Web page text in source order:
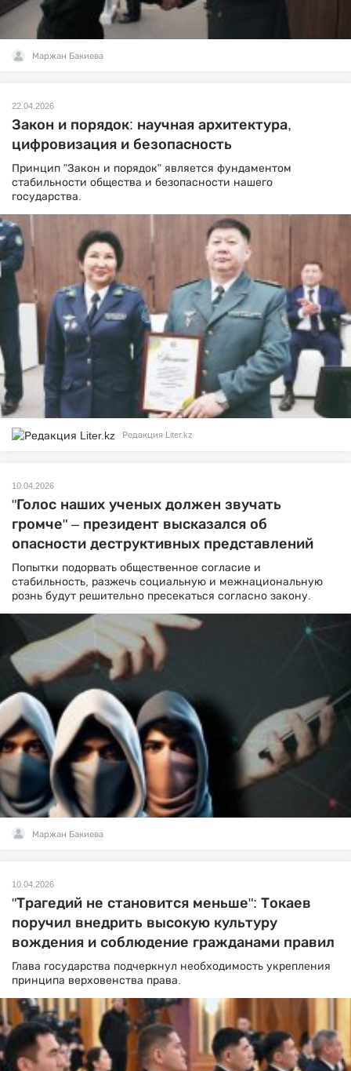
Маржан Бакиева
22.04.2026
Закон и порядок: научная архитектура,
цифровизация и безопасность
Принцип "Закон и порядок" является фундаментом
стабильности общества и безопасности нашего
государства.
Редакция Liter.kz
10.04.2026
"Голос наших ученых должен звучать
громче" – президент высказался об
опасности деструктивных представлений
Попытки подорвать общественное согласие и
стабильность, разжечь социальную и межнациональную
рознь будут решительно пресекаться согласно закону.
Маржан Бакиева
10.04.2026
"Трагедий не становится меньше": Токаев
поручил внедрить высокую культуру
вождения и соблюдение гражданами правил
Глава государства подчеркнул необходимость укрепления
принципа верховенства права.